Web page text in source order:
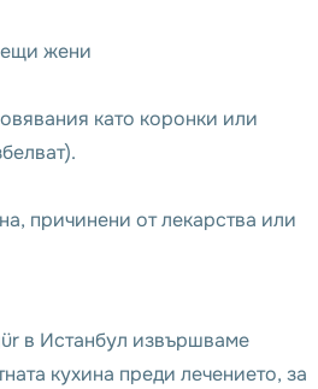
жени
като коронки или
причинени от лекарства или
в Истанбул извършваме
кухина преди лечението, за